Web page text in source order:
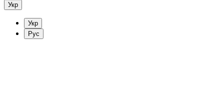
Укр
Укр
Рус